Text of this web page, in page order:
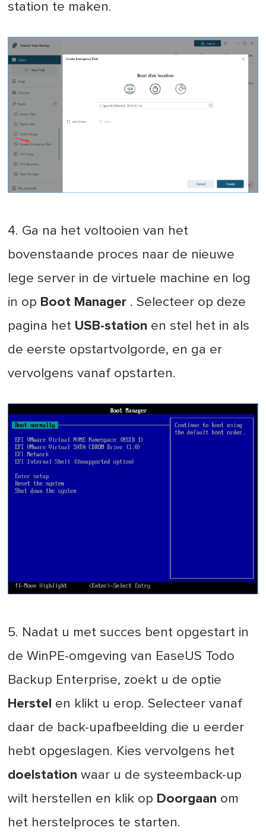
station te maken.
4. Ga na het voltooien van het
bovenstaande proces naar de nieuwe
lege server in de virtuele machine en log
in op Boot Manager . Selecteer op deze
pagina het USB-station en stel het in als
de eerste opstartvolgorde, en ga er
vervolgens vanaf opstarten.
5. Nadat u met succes bent opgestart in
de WinPE-omgeving van EaseUS Todo
Backup Enterprise, zoekt u de optie
Herstel en klikt u erop. Selecteer vanaf
daar de back-upafbeelding die u eerder
hebt opgeslagen. Kies vervolgens het
doelstation waar u de systeemback-up
wilt herstellen en klik op Doorgaan om
het herstelproces te starten.